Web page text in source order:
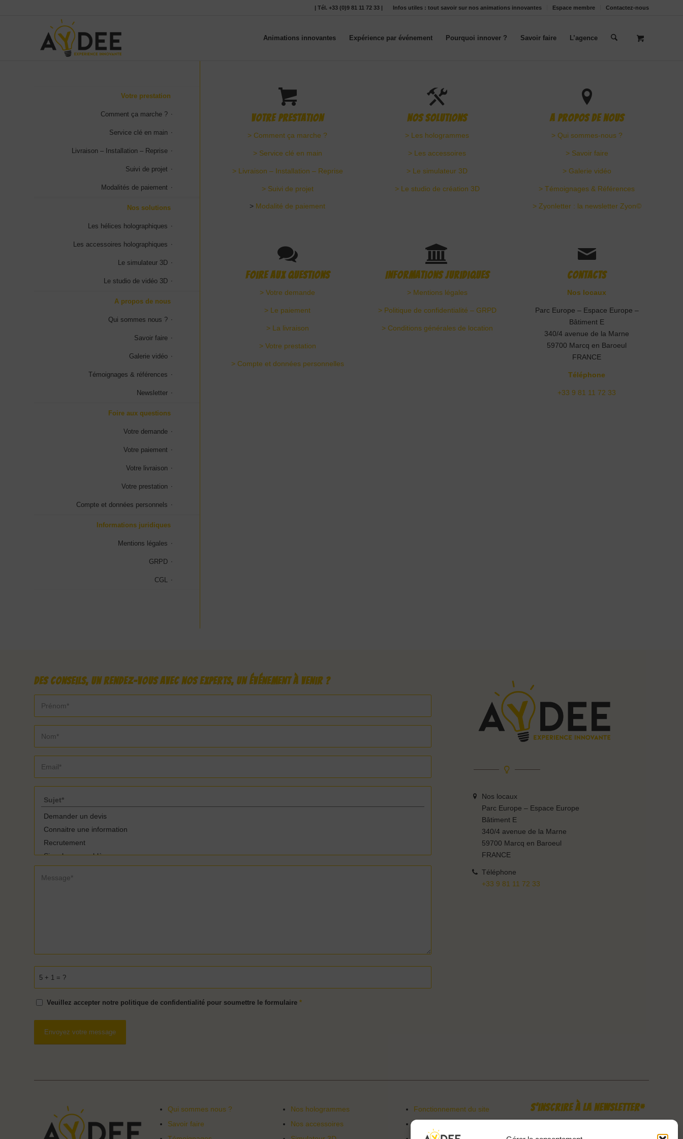
Infos utiles : tout savoir sur nos animations innovantes Espace membre Contactez-nous
| Tél. +33 (0)9 81 11 72 33 |
Animations innovantes Expérience par événement Pourquoi innover ? Savoir faire L’agence
Votre Prestation
> Comment ça marche ?
> Service clé en main
> Livraison – Installation – Reprise
> Suivi de projet
> Modalité de paiement
Nos solutions
> Les hologrammes
> Les accessoires
> Le simulateur 3D
> Le studio de création 3D
A propos de nous
> Qui sommes-nous ?
> Savoir faire
> Galerie vidéo
> Témoignages & Références
> Zyonletter : la newsletter Zyon©
Foire aux questions
> Votre demande
> Le paiement
> La livraison
> Votre prestation
> Compte et données personnelles
Informations juridiques
> Mentions légales
> Politique de confidentialité – GRPD
> Conditions générales de location
Contacts
Nos locaux
Parc Europe – Espace Europe –
Bâtiment E
340/4 avenue de la Marne
59700 Marcq en Baroeul
FRANCE
Téléphone
+33 9 81 11 72 33
Votre prestation
Comment ça marche ?
Service clé en main
Livraison – Installation – Reprise
Suivi de projet
Modalités de paiement
Nos solutions
Les hélices holographiques
Les accessoires holographiques
Le simulateur 3D
Le studio de vidéo 3D
A propos de nous
Qui sommes nous ?
Savoir faire
Galerie vidéo
Témoignages & références
Newsletter
Foire aux questions
Votre demande
Votre paiement
Votre livraison
Votre prestation
Compte et données personnels
Informations juridiques
Mentions légales
GRPD
CGL
Des conseils, un rendez-vous avec nos experts, un événement à venir ?
5 + 1 = ?
Veuillez accepter notre politique de confidentialité pour soumettre le formulaire *
Nos locaux
Parc Europe – Espace Europe
Bâtiment E
340/4 avenue de la Marne
59700 Marcq en Baroeul
FRANCE
Téléphone
+33 9 81 11 72 33
Qui sommes nous ?
Savoir faire
Nos hologrammes
Nos accessoires
Fonctionnement du site
S’inscrire à la newsletter*